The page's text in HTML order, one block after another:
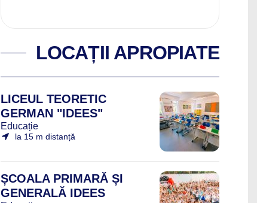
LOCAȚII APROPIATE
LICEUL TEORETIC
GERMAN "IDEES"
Educație
la 15 m distanță
ȘCOALA PRIMARĂ ȘI
GENERALĂ IDEES